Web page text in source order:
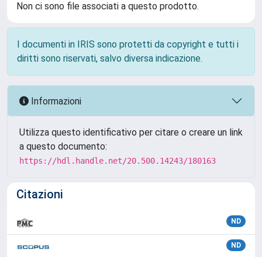
Non ci sono file associati a questo prodotto.
I documenti in IRIS sono protetti da copyright e tutti i
diritti sono riservati, salvo diversa indicazione.
Informazioni
Utilizza questo identificativo per citare o creare un link
a questo documento:
https://hdl.handle.net/20.500.14243/180163
Citazioni
ND
ND